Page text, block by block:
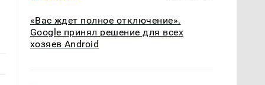
«Вас ждет полное отключение».
Google принял решение для всех
хозяев Android